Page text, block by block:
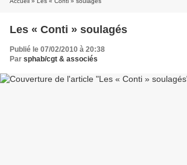
Les « Conti » soulagés
Publié le 07/02/2010 à 20:38
Par sphab/cgt & associés